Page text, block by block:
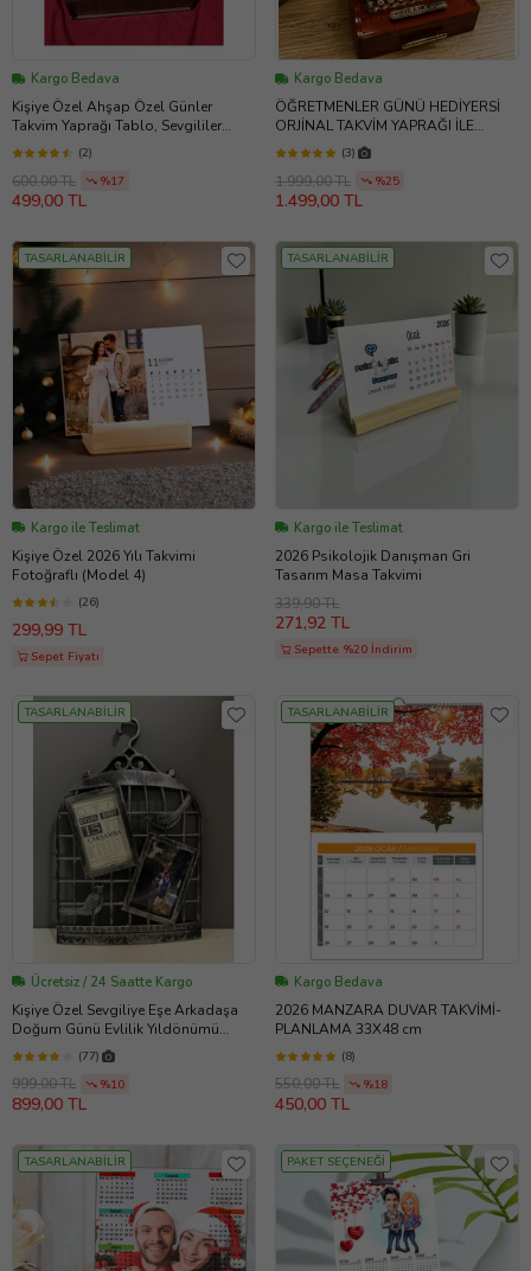
Kargo Bedava
Kişiye Özel Ahşap Özel Günler
Takvim Yaprağı Tablo, Sevgililer
Günü Hediyesi ( Özel Ahşap
Kutusunda)
(2)
600,00 TL %17
499,00 TL
Kargo Bedava
ÖĞRETMENLER GÜNÜ HEDİYERSİ
ORJİNAL TAKVİM YAPRAĞI İLE
NOSTALJİK DAKTİLO MÜZİK KUTUSU
(3)
1.999,00 TL %25
1.499,00 TL
TASARLANABİLİR
Kargo ile Teslimat
Kişiye Özel 2026 Yılı Takvimi
Fotoğraflı (Model 4)
(26)
299,99 TL
Sepet Fiyatı
TASARLANABİLİR
Kargo ile Teslimat
2026 Psikolojik Danışman Gri
Tasarım Masa Takvimi
339,90 TL
271,92 TL
Sepette %20 İndirim
TASARLANABİLİR
Ücretsiz / 24 Saatte Kargo
Kişiye Özel Sevgiliye Eşe Arkadaşa
Doğum Günü Evlilik Yıldönümü
Hediye Takvim Yaprağı Fotoğraf
Kafes Çerçeveli
(77)
999,00 TL %10
899,00 TL
TASARLANABİLİR
Kargo Bedava
2026 MANZARA DUVAR TAKVİMİ-
PLANLAMA 33X48 cm
(8)
550,00 TL %18
450,00 TL
TASARLANABİLİR PAKET SEÇENEĞİ